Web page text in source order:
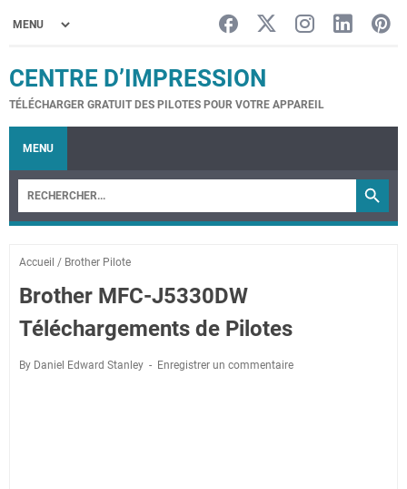
CENTRE D’IMPRESSION
TÉLÉCHARGER GRATUIT DES PILOTES POUR VOTRE APPAREIL
MENU
Accueil / Brother Pilote
Brother MFC-J5330DW
Téléchargements de Pilotes
By Daniel Edward Stanley Enregistrer un commentaire